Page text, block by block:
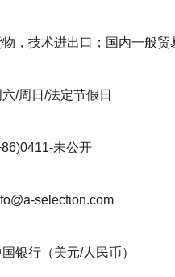
物，技术进出口；国内一般贸
六/周日/法定节假日
未公开
selection.com
银行（美元/人民币）